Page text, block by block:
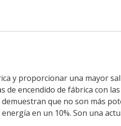
y proporcionar una mayor
encendido de fábrica con
que no son más
en un 10%. Son una